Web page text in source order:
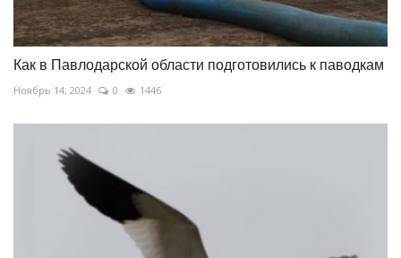
Как в Павлодарской области подготовились к паводкам
Ноябрь 14, 2024 0 1446